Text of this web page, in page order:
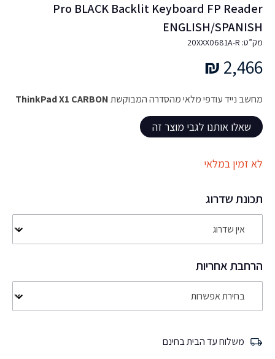
Pro BLACK Backlit Keyboard FP Reader
ENGLISH/SPANISH
מק”ט: 20XXX0681A-R
2,466
₪
מחשב נייד עודפי מלאי מהסדרה המבוקשתThinkPad X1 CARBON
שאלו אותנו לגבי מוצר זה
לא זמין במלאי
תכונת שדרוג
הרחבת אחריות
משלוח עד הבית בחינם